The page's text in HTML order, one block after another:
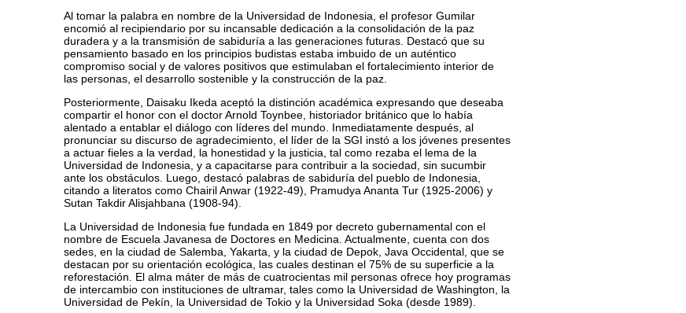
Al tomar la palabra en nombre de la Universidad de Indonesia, el profesor Gumilar
encomió al recipiendario por su incansable dedicación a la consolidación de la paz
duradera y a la transmisión de sabiduría a las generaciones futuras. Destacó que su
pensamiento basado en los principios budistas estaba imbuido de un auténtico
compromiso social y de valores positivos que estimulaban el fortalecimiento interior de
las personas, el desarrollo sostenible y la construcción de la paz.
Posteriormente, Daisaku Ikeda aceptó la distinción académica expresando que deseaba
compartir el honor con el doctor Arnold Toynbee, historiador británico que lo había
alentado a entablar el diálogo con líderes del mundo. Inmediatamente después, al
pronunciar su discurso de agradecimiento, el líder de la SGI instó a los jóvenes presentes
a actuar fieles a la verdad, la honestidad y la justicia, tal como rezaba el lema de la
Universidad de Indonesia, y a capacitarse para contribuir a la sociedad, sin sucumbir
ante los obstáculos. Luego, destacó palabras de sabiduría del pueblo de Indonesia,
citando a literatos como Chairil Anwar (1922-49), Pramudya Ananta Tur (1925-2006) y
Sutan Takdir Alisjahbana (1908-94).
La Universidad de Indonesia fue fundada en 1849 por decreto gubernamental con el
nombre de Escuela Javanesa de Doctores en Medicina. Actualmente, cuenta con dos
sedes, en la ciudad de Salemba, Yakarta, y la ciudad de Depok, Java Occidental, que se
destacan por su orientación ecológica, las cuales destinan el 75% de su superficie a la
reforestación. El alma máter de más de cuatrocientas mil personas ofrece hoy programas
de intercambio con instituciones de ultramar, tales como la Universidad de Washington, la
Universidad de Pekín, la Universidad de Tokio y la Universidad Soka (desde 1989).